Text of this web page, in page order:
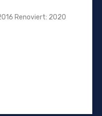
Renoviert: 2020